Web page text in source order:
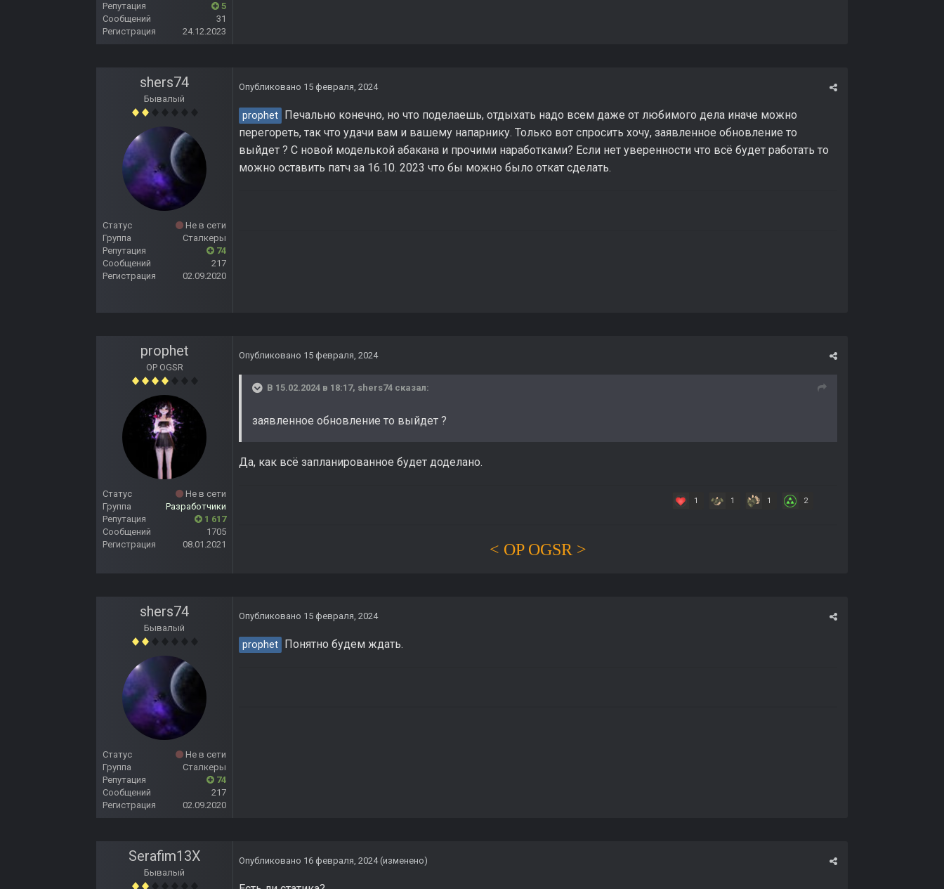
Репутация
5
Сообщений
31
Регистрация
24.12.2023
shers74
Бывалый
Статус
Не в сети
Группа
Сталкеры
Репутация
74
Сообщений
217
Регистрация
02.09.2020
Опубликовано 15 февраля, 2024
prophet
Печально конечно, но что поделаешь, отдыхать надо всем даже от любимого дела иначе можно
перегореть, так что удачи вам и вашему напарнику. Только вот спросить хочу, заявленное обновление то
выйдет ? С новой моделькой абакана и прочими наработками? Если нет уверенности что всё будет работать то
можно оставить патч за 16.10. 2023 что бы можно было откат сделать.
prophet
OP OGSR
Статус
Не в сети
Группа
Разработчики
Репутация
1 617
Сообщений
1705
Регистрация
08.01.2021
Опубликовано 15 февраля, 2024
В 15.02.2024 в 18:17, shers74 сказал:
заявленное обновление то выйдет ?
Да, как всё запланированное будет доделано.
1 1 1 2
< OP OGSR >
shers74
Бывалый
Статус
Не в сети
Группа
Сталкеры
Репутация
74
Сообщений
217
Регистрация
02.09.2020
Опубликовано 15 февраля, 2024
prophet Понятно будем ждать.
Serafim13X
Бывалый
Опубликовано 16 февраля, 2024 (изменено)